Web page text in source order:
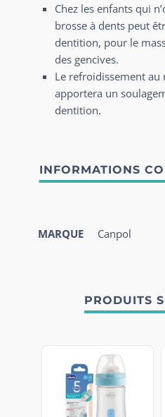
Chez les enfants qui
brosse à dents peut
dentition, pour le
des gencives.
Le refroidissement
apportera un
dentition.
MARQUE Canpol
PRODUITS